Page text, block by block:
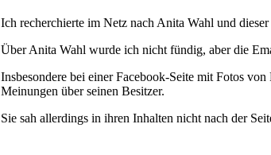
Ich recherchierte im Netz nach Anita Wahl und
Über Anita Wahl wurde ich nicht fündig, aber die
Insbesondere bei einer Facebook-Seite mit Fotos
Meinungen über seinen Besitzer.
Sie sah allerdings in ihren Inhalten nicht nach der